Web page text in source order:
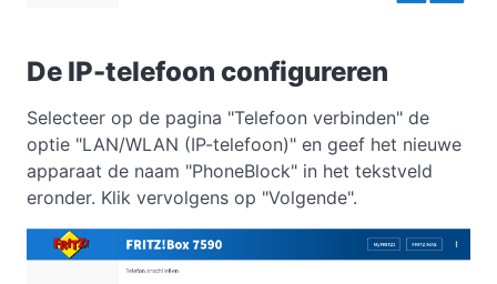
De IP-telefoon configureren
Selecteer op de pagina "Telefoon verbinden" de
optie "LAN/WLAN (IP-telefoon)" en geef het nieuwe
apparaat de naam "PhoneBlock" in het tekstveld
eronder. Klik vervolgens op "Volgende".